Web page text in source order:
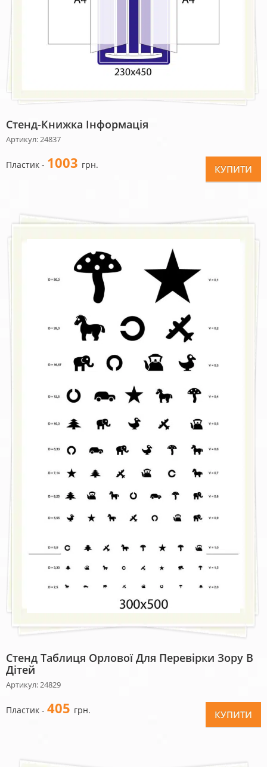
Стенд-Книжка Інформація
Артикул: 24837
Пластик - 1003 грн. КУПИТИ
Стенд Таблиця Орлової Для Перевірки Зору В
Дітей
Артикул: 24829
Пластик - 405 грн. КУПИТИ